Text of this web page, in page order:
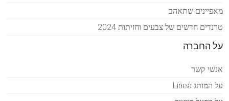
מאפיינים שתאהב
טרנדים חדשים של צבעים וחזיתות 2024
על החברה
אנשי קשר
על המותג Linea